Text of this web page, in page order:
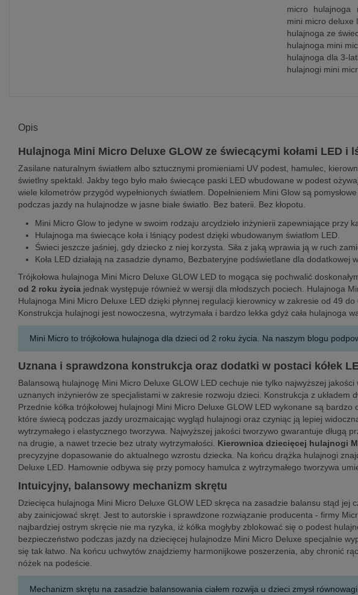
micro hulajnoga
mini micro deluxe
hulajnoga ze
hulajnoga mini
hulajnoga dla 3-
hulajnogi mini
Opis
Hulajnoga Mini Micro Deluxe GLOW ze świecącymi kołami LED i
Zasilane naturalnym światłem albo sztucznymi promieniami UV podest, hamulec,
świetlny spektakl. Jakby tego było mało świecące paski LED wbudowane w podest
wiele kilometrów przygód wypełnionych światłem. Dopełnieniem Mini Glow są
podczas jazdy na hulajnodze w jasne białe światło. Bez baterii. Bez kłopotu.
Mini Micro Glow to jedyne w swoim rodzaju arcydzieło inżynierii zapewniające przy
Hulajnoga ma świecące koła i lśniący podest dzięki wbudowanym światłom LED.
Świeci jeszcze jaśniej, gdy dziecko z niej korzysta. Siła z jaką wprawia ją w ruch
Koła LED działają na zasadzie dynamo, Bezbateryjne podświetlane dla dodatkowej
Trójkołowa hulajnoga Mini Micro Deluxe GLOW LED to mogąca się pochwalić
od 2 roku życia jednak występuje również w wersji dla młodszych pociech . Hulajnoga
Hulajnoga Mini Micro Deluxe LED dzięki płynnej regulacji kierownicy w zakresie od 49
Konstrukcja hulajnogi jest nowoczesna, wytrzymała i bardzo lekka gdyż cała hulajnoga
Mini Micro to trójkołowa hulajnoga dla dzieci od 2 roku życia. Na naszym blogu
Uznana i sprawdzona konstrukcja oraz dodatki w postaci kółek
Balansową hulajnogę Mini Micro Deluxe GLOW LED cechuje nie tylko najwyższej
uznanych inżynierów ze specjalistami w zakresie rozwoju dzieci. Konstrukcja z układem
Przednie kółka trójkołowej hulajnogi Mini Micro Deluxe GLOW LED wykonane są
które świecą podczas jazdy urozmaicając wygląd hulajnogi oraz czyniąc ją lepiej
wytrzymałego i elastycznego tworzywa. Najwyższej jakości tworzywo gwarantuje
na drugie, a nawet trzecie bez utraty wytrzymałości. Kierownica dziecięcej hulajnogi
precyzyjne dopasowanie do aktualnego wzrostu dziecka. Na końcu drążka hulajnogi
Deluxe LED. Hamownie odbywa się przy pomocy hamulca z wytrzymałego tworzywa
Intuicyjny, balansowy mechanizm skrętu
Dziecięca hulajnoga Mini Micro Deluxe GLOW LED skręca na zasadzie balansu stąd jej
aby zainicjować skręt. Jest to autorskie i sprawdzone rozwiązanie producenta - firmy
najbardziej ostrym skręcie nie ma ryzyka, iż kółka mogłyby zblokować się o podest
bezpieczeństwo podczas jazdy na dziecięcej hulajnodze Mini Micro Deluxe specjalnie
się tak łatwo. Na końcu uchwytów znajdziemy harmonijkowe poszerzenia, aby chronić
nóżek na podeście.
Mechanizm skrętu na zasadzie balansowania ciałem rozwija u dzieci zmysł